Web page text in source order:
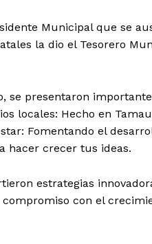
Municipal que se
la dio el Tesorero
se presentaron
locales: Hecho en
Fomentando el
hacer crecer tus ideas.
estrategias
con el